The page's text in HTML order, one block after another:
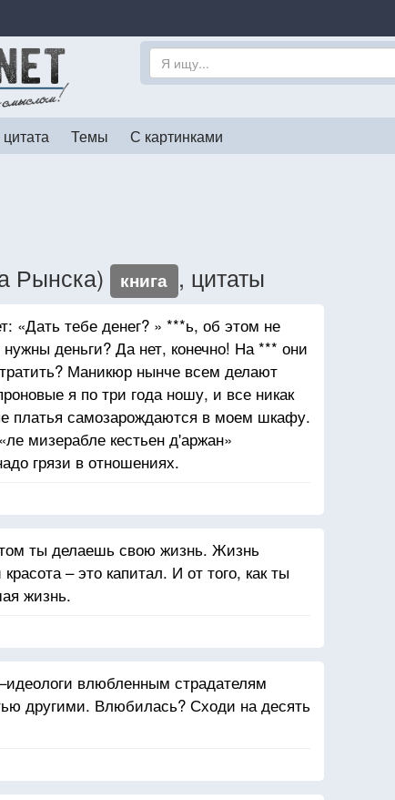
Темы С картинками
Рынска) книга , цитаты
«Дать тебе денег? » ***ь, об этом не
деньги? Да нет, конечно! На *** они
Маникюр нынче всем делают
я по три года ношу, и все никак
платья самозарождаются в моем шкафу.
мизерабле кестьен д'аржан»
грязи в отношениях.
ты делаешь свою жизнь. Жизнь
– это капитал. И от того, как ты
жизнь.
влюбленным страдателям
другими. Влюбилась? Сходи на десять